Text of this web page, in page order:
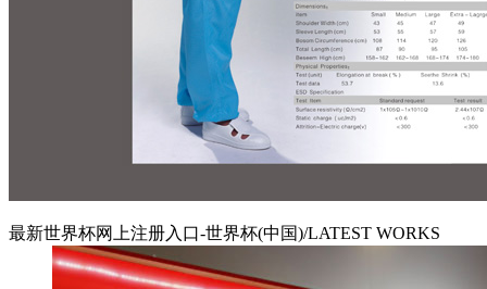
最新世界杯网上注册入口-世界杯(中国)/LATEST WORKS